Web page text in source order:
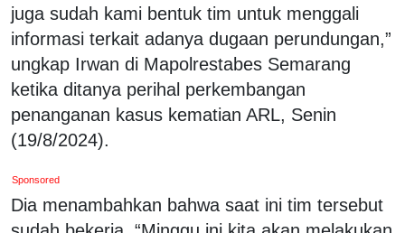
juga sudah kami bentuk tim untuk menggali
informasi terkait adanya dugaan perundungan,”
ungkap Irwan di Mapolrestabes Semarang
ketika ditanya perihal perkembangan
penanganan kasus kematian ARL, Senin
(19/8/2024).
Sponsored
Dia menambahkan bahwa saat ini tim tersebut